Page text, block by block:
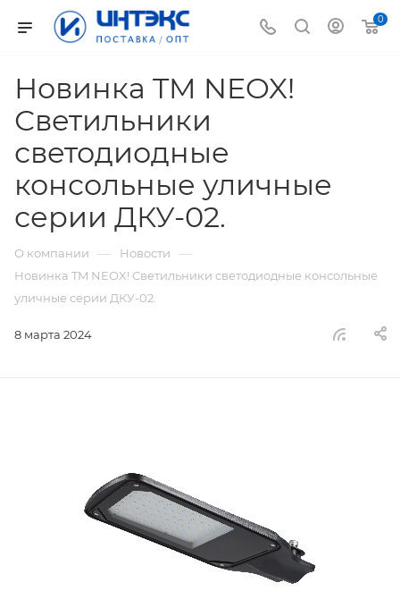
0
Новинка TM NEOX!
Светильники
светодиодные
консольные уличные
серии ДКУ-02.
О компании — Новости —
Новинка TM NEOX! Светильники светодиодные консольные
уличные серии ДКУ-02.
8 марта 2024